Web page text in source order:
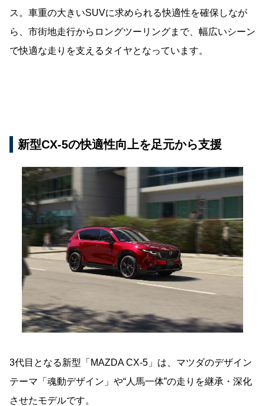
ス。車重の大きいSUVに求められる快適性を確保しなが
ら、市街地走行からロングツーリングまで、幅広いシーン
で快適な走りを支えるタイヤとなっています。
新型CX-5の快適性向上を足元から支援
3代目となる新型「MAZDA CX-5」は、マツダのデザイン
テーマ「魂動デザイン」や“人馬一体”の走りを継承・深化
させたモデルです。